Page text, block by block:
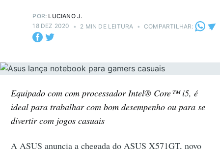
POR: LUCIANO J.
18 DEZ 2020
• 2 MIN DE LEITURA • COMPARTILHAR:
Equipado com com processador Intel® Core™ i5, é
ideal para trabalhar com bom desempenho ou para se
divertir com jogos casuais
A ASUS anuncia a chegada do ASUS X571GT, novo